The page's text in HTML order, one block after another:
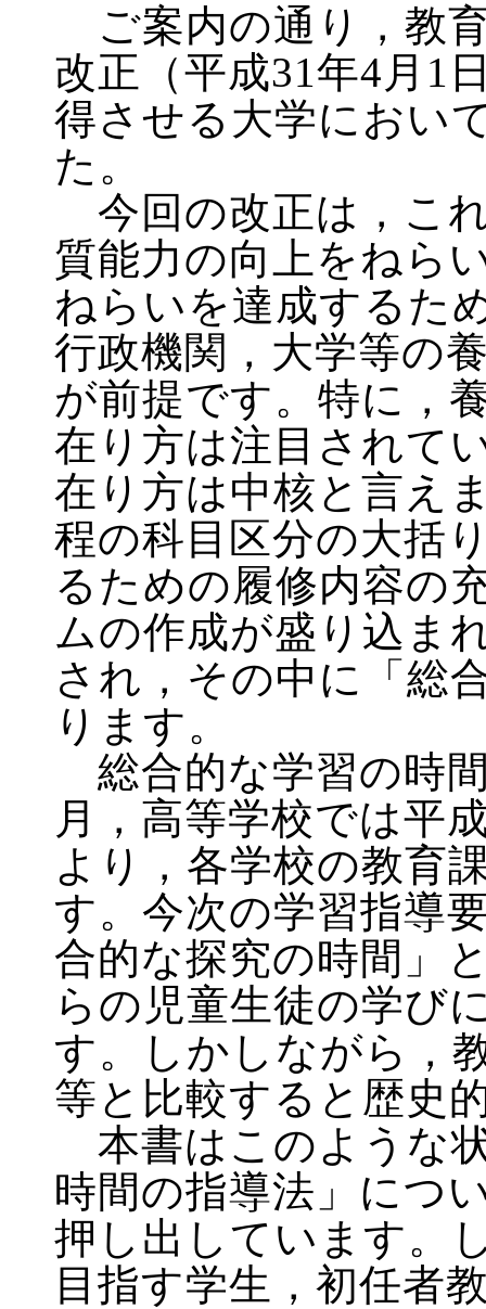
ご案内の通り，教
改正（平成31年4月1
得させる大学におい
た。
今回の改正は，こ
質能力の向上をねら
ねらいを達成するた
行政機関，大学等の
が前提です。特に，
在り方は注目されて
在り方は中核と言え
程の科目区分の大括
るための履修内容の
ムの作成が盛り込ま
され，その中に「総
ります。
総合的な学習の時
月，高等学校では平
より，各学校の教育
す。今次の学習指導
合的な探究の時間」
らの児童生徒の学び
す。しかしながら，
等と比較すると歴史
本書はこのような
時間の指導法」につ
押し出しています。
目指す学生，初任者